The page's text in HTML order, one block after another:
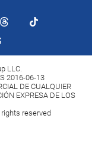
LLC.
2016-06-13
DE CUALQUIER
EXPRESA DE LOS
reserved